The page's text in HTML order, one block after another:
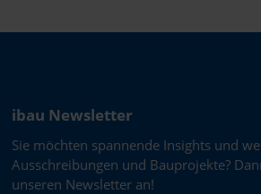
ibau Newsletter
Sie möchten spannende Insights und
Ausschreibungen und Bauprojekte?
unseren Newsletter an!